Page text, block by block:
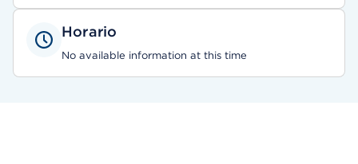
Horario
No available information at this time